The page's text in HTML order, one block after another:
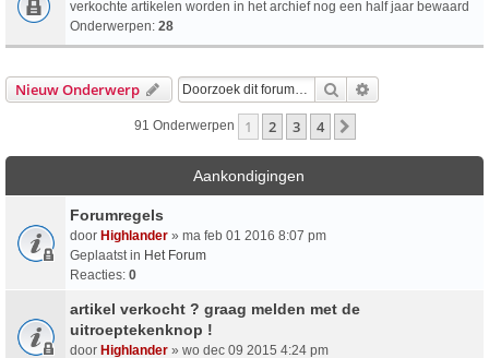
verkochte artikelen worden in het archief nog een half jaar bewaard
Onderwerpen: 28
Nieuw Onderwerp Zoek
91 Onderwerpen 1 2 3 4
Aankondigingen
Forumregels
door Highlander » ma feb 01 2016 8:07 pm
Geplaatst in Het Forum
Reacties: 0
artikel verkocht ? graag melden met de
uitroeptekenknop !
door Highlander » wo dec 09 2015 4:24 pm